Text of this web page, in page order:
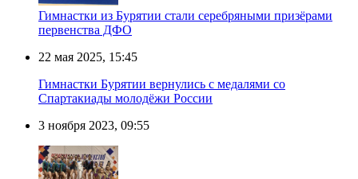
Гимнастки из Бурятии стали серебряными призёрами
первенства ДФО
22 мая 2025, 15:45
Гимнастки Бурятии вернулись с медалями со
Спартакиады молодёжи России
3 ноября 2023, 09:55